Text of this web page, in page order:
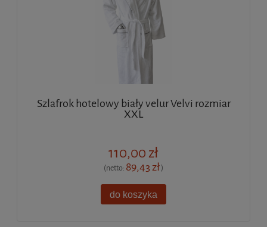
Szlafrok hotelowy biały velur Velvi rozmiar
XXL
110,00 zł
(netto: 89,43 zł)
do koszyka